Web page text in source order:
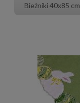
Bieżniki 40x85 cm